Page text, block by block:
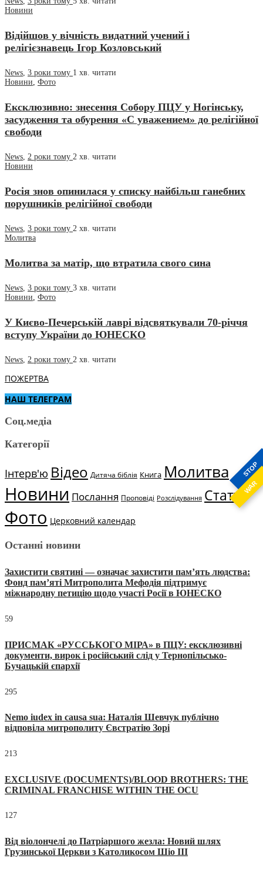
STOP
WAR
Новини
Відійшов у вічність видатний учений і
релігієзнавець Ігор Козловський
News, 3 роки тому 1 хв. читати
Новини, Фото
Ексклюзивно: знесення Собору ПЦУ у Ногінську,
засудження та обурення «С уважением» до релігійної
свободи
News, 2 роки тому 2 хв. читати
Новини
Росія знов опинилася у списку найбільш ганебних
порушників релігійної свободи
News 3 роки тому 2 хв. читати
Молитва
Молитва за матір, що втратила свого сина
News 3 роки тому 3 хв. читати
Новини Фото
У Києво-Печерській лаврі відсвяткували 70-річчя
вступу України до ЮНЕСКО
News 2 роки тому 2 хв. читати
ПОЖЕРТВА
НАШ ТЕЛЕГРАМ
Соц.медіа
Категорії
Інтерв'ю Відео Дитяча біблія Книга Молитва
Новини Послання Проповіді Розслідування Статті
Фото Церковний календар
Останні новини
Захистити святині — означає захистити пам’ять людства:
Фонд пам’яті Митрополита Мефодія підтримує
міжнародну петицію щодо участі Росії в ЮНЕСКО
59
ПРИСМАК «РУССЬКОГО МІРА» в ПЦУ: ексклюзивні
документи, вирок і російський слід у Тернопільсько-
Бучацькій єпархії
295
Nemo iudex in causa sua: Наталія Шевчук публічно
відповіла митрополиту Євстратію Зорі
213
EXCLUSIVE (DOCUMENTS)/BLOOD BROTHERS: THE
CRIMINAL FRANCHISE WITHIN THE OCU
127
Від віолончелі до Патріаршого жезла: Новий шлях
Грузинської Церкви з Католикосом Шіо III